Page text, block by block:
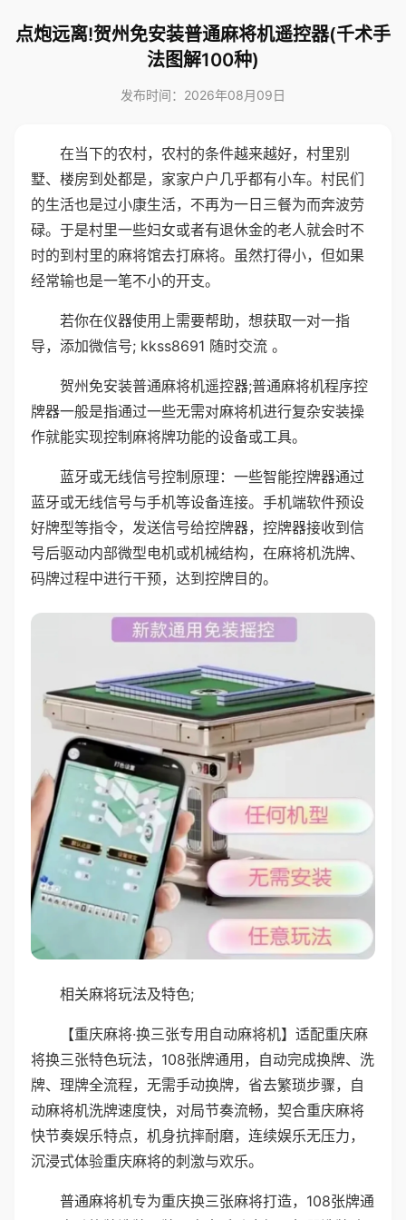
点炮远离!贺州免安装普通麻将机遥控器(千术手
法图解100种)
发布时间：2026年08月09日
在当下的农村，农村的条件越来越好，村里别
墅、楼房到处都是，家家户户几乎都有小车。村民们
的生活也是过小康生活，不再为一日三餐为而奔波劳
碌。于是村里一些妇女或者有退休金的老人就会时不
时的到村里的麻将馆去打麻将。虽然打得小，但如果
经常输也是一笔不小的开支。
若你在仪器使用上需要帮助，想获取一对一指
导，添加微信号; kkss8691 随时交流 。
贺州免安装普通麻将机遥控器;普通麻将机程序控
牌器一般是指通过一些无需对麻将机进行复杂安装操
作就能实现控制麻将牌功能的设备或工具。
蓝牙或无线信号控制原理：一些智能控牌器通过
蓝牙或无线信号与手机等设备连接。手机端软件预设
好牌型等指令，发送信号给控牌器，控牌器接收到信
号后驱动内部微型电机或机械结构，在麻将机洗牌、
码牌过程中进行干预，达到控牌目的。
相关麻将玩法及特色;
【重庆麻将·换三张专用自动麻将机】适配重庆麻
将换三张特色玩法，108张牌通用，自动完成换牌、洗
牌、理牌全流程，无需手动换牌，省去繁琐步骤，自
动麻将机洗牌速度快，对局节奏流畅，契合重庆麻将
快节奏娱乐特点，机身抗摔耐磨，连续娱乐无压力，
沉浸式体验重庆麻将的刺激与欢乐。
普通麻将机专为重庆换三张麻将打造，108张牌通